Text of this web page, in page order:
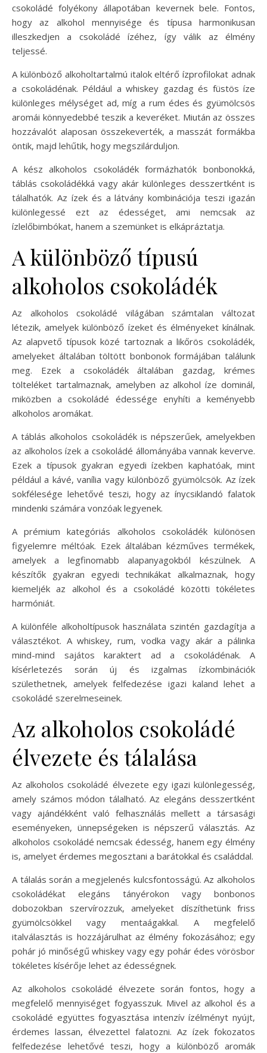
csokoládé folyékony állapotában kevernek bele. Fontos,
hogy az alkohol mennyisége és típusa harmonikusan
illeszkedjen a csokoládé ízéhez, így válik az élmény
teljessé.
A különböző alkoholtartalmú italok eltérő ízprofilokat adnak
a csokoládénak. Például a whiskey gazdag és füstös íze
különleges mélységet ad, míg a rum édes és gyümölcsös
aromái könnyedebbé teszik a keveréket. Miután az összes
hozzávalót alaposan összekeverték, a masszát formákba
öntik, majd lehűtik, hogy megszilárduljon.
A kész alkoholos csokoládék formázhatók bonbonokká,
táblás csokoládékká vagy akár különleges desszertként is
tálalhatók. Az ízek és a látvány kombinációja teszi igazán
különlegessé ezt az édességet, ami nemcsak az
ízlelőbimbókat, hanem a szemünket is elkápráztatja.
A különböző típusú
alkoholos csokoládék
Az alkoholos csokoládé világában számtalan változat
létezik, amelyek különböző ízeket és élményeket kínálnak.
Az alapvető típusok közé tartoznak a likőrös csokoládék,
amelyeket általában töltött bonbonok formájában találunk
meg. Ezek a csokoládék általában gazdag, krémes
tölteléket tartalmaznak, amelyben az alkohol íze dominál,
miközben a csokoládé édessége enyhíti a keményebb
alkoholos aromákat.
A táblás alkoholos csokoládék is népszerűek, amelyekben
az alkoholos ízek a csokoládé állományába vannak keverve.
Ezek a típusok gyakran egyedi ízekben kaphatóak, mint
például a kávé, vanília vagy különböző gyümölcsök. Az ízek
sokfélesége lehetővé teszi, hogy az ínycsiklandó falatok
mindenki számára vonzóak legyenek.
A prémium kategóriás alkoholos csokoládék különösen
figyelemre méltóak. Ezek általában kézműves termékek,
amelyek a legfinomabb alapanyagokból készülnek. A
készítők gyakran egyedi technikákat alkalmaznak, hogy
kiemeljék az alkohol és a csokoládé közötti tökéletes
harmóniát.
A különféle alkoholtípusok használata szintén gazdagítja a
választékot. A whiskey, rum, vodka vagy akár a pálinka
mind-mind sajátos karaktert ad a csokoládénak. A
kísérletezés során új és izgalmas ízkombinációk
születhetnek, amelyek felfedezése igazi kaland lehet a
csokoládé szerelmeseinek.
Az alkoholos csokoládé
élvezete és tálalása
Az alkoholos csokoládé élvezete egy igazi különlegesség,
amely számos módon tálalható. Az elegáns desszertként
vagy ajándékként való felhasználás mellett a társasági
eseményeken, ünnepségeken is népszerű választás. Az
alkoholos csokoládé nemcsak édesség, hanem egy élmény
is, amelyet érdemes megosztani a barátokkal és családdal.
A tálalás során a megjelenés kulcsfontosságú. Az alkoholos
csokoládékat elegáns tányérokon vagy bonbonos
dobozokban szervírozzuk, amelyeket díszíthetünk friss
gyümölcsökkel vagy mentaágakkal. A megfelelő
italválasztás is hozzájárulhat az élmény fokozásához; egy
pohár jó minőségű whiskey vagy egy pohár édes vörösbor
tökéletes kísérője lehet az édességnek.
Az alkoholos csokoládé élvezete során fontos, hogy a
megfelelő mennyiséget fogyasszuk. Mivel az alkohol és a
csokoládé együttes fogyasztása intenzív ízélményt nyújt,
érdemes lassan, élvezettel falatozni. Az ízek fokozatos
felfedezése lehetővé teszi, hogy a különböző aromák